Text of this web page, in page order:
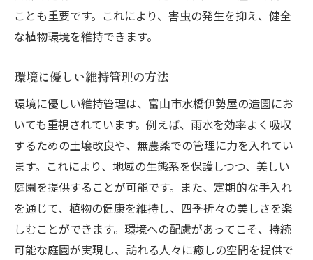
ことも重要です。これにより、害虫の発生を抑え、健全
な植物環境を維持できます。
環境に優しい維持管理の方法
環境に優しい維持管理は、富山市水橋伊勢屋の造園にお
いても重視されています。例えば、雨水を効率よく吸収
するための土壌改良や、無農薬での管理に力を入れてい
ます。これにより、地域の生態系を保護しつつ、美しい
庭園を提供することが可能です。また、定期的な手入れ
を通じて、植物の健康を維持し、四季折々の美しさを楽
しむことができます。環境への配慮があってこそ、持続
可能な庭園が実現し、訪れる人々に癒しの空間を提供で